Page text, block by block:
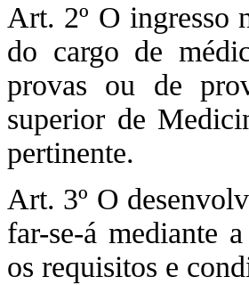
Art. 2º O ingresso
do cargo de
provas ou de
superior de
pertinente.
Art. 3º O
far-se-á mediante
os requisitos e